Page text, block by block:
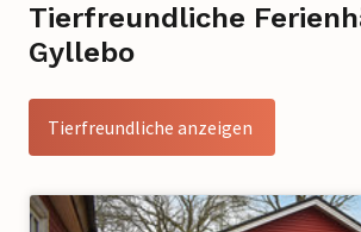
Tierfreundliche
Gyllebo
Tierfreundliche anzeigen